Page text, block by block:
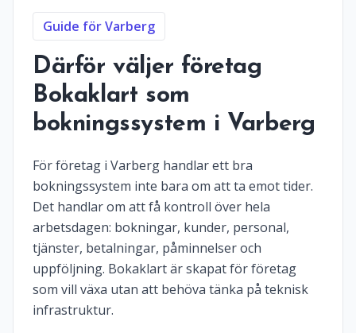
Guide för Varberg
Därför väljer företag
Bokaklart som
bokningssystem i Varberg
För företag i Varberg handlar ett bra
bokningssystem inte bara om att ta emot tider.
Det handlar om att få kontroll över hela
arbetsdagen: bokningar, kunder, personal,
tjänster, betalningar, påminnelser och
uppföljning. Bokaklart är skapat för företag
som vill växa utan att behöva tänka på teknisk
infrastruktur.